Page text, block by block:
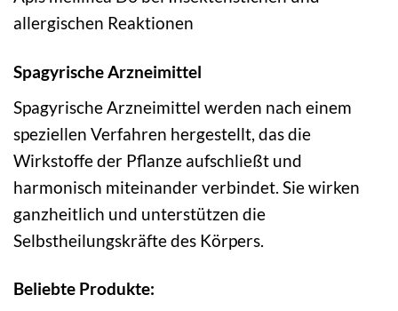
allergischen Reaktionen
Spagyrische Arzneimittel
Spagyrische Arzneimittel werden nach einem
speziellen Verfahren hergestellt, das die
Wirkstoffe der Pflanze aufschließt und
harmonisch miteinander verbindet. Sie wirken
ganzheitlich und unterstützen die
Selbstheilungskräfte des Körpers.
Beliebte Produkte: